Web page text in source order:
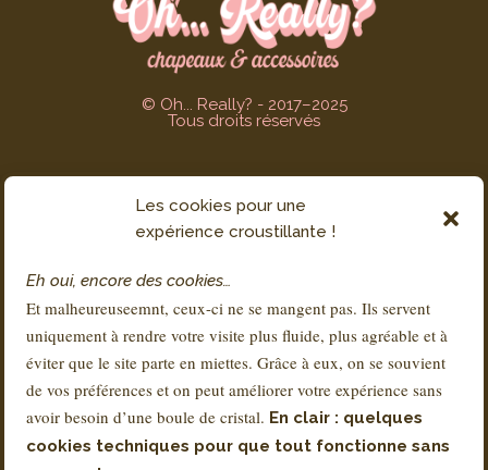
Les cookies pour une
expérience croustillante !
Eh oui, encore des cookies…
Et malheureuseemnt, ceux-ci ne se mangent pas. Ils servent
uniquement à rendre votre visite plus fluide, plus agréable et à
éviter que le site parte en miettes. Grâce à eux, on se souvient
de vos préférences et on peut améliorer votre expérience sans
avoir besoin d’une boule de cristal. En clair : quelques
cookies techniques pour que tout fonctionne sans
© Oh... Really? - 2017–2025
Tous droits réservés
SERVICE CLIENT
FAQs
Livraison & Retours
À propos de Sandra
RÉGLEMENTATION
Conditions Générales de Vente – CGV